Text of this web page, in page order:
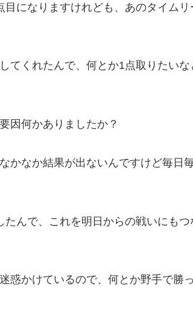
になりますけれども、あのタイム
てくれたんで、何とか1点取りたい
因何かありましたか？
かなか結果が出ないんですけど毎日
んで、これを明日からの戦いにも
惑かけているので、何とか野手で勝